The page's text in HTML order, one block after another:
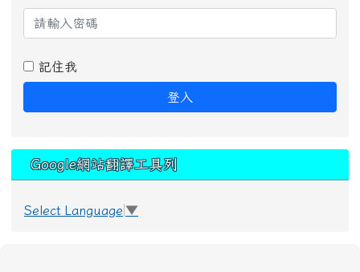
記住我
登入
Google網站翻譯工具列
Select Language ▼